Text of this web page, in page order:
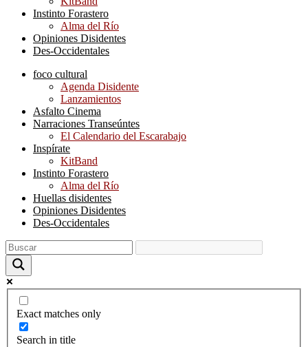
Instinto Forastero
Alma del Río
Opiniones Disidentes
Des-Occidentales
foco cultural
Agenda Disidente
Lanzamientos
Asfalto Cinema
Narraciones Transeúntes
El Calendario del Escarabajo
Inspírate
KitBand
Instinto Forastero
Alma del Río
Huellas disidentes
Opiniones Disidentes
Des-Occidentales
Exact matches only
Search in title